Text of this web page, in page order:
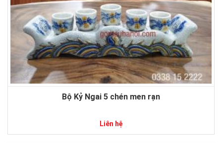
Bộ Kỷ Ngai 5 chén men rạn
Liên hệ